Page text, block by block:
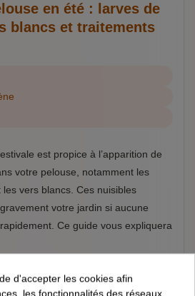
en été : larves de
blancs et traitements
est propice à l’apparition de
votre pelouse, notamment les
vers blancs. Ces nuisibles
votre jardin si aucune
Ce guide vous expliquera
d'accepter les cookies afin
les fonctionnalités des réseaux